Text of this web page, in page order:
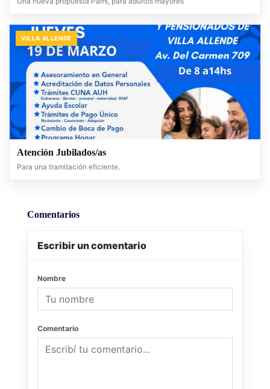
VILLA ALLENDE
Atención Jubilados/as
Para una tramitación eficiente.
Comentarios
Escribir un comentario
Nombre
Comentario